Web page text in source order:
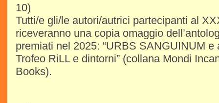
10)
Tutti/e gli/le autori/autrici partecipanti al
riceveranno una copia omaggio
premiati nel 2025: “URBS SANGUINUM e
Trofeo RiLL e dintorni” (collana Mondi
Books).